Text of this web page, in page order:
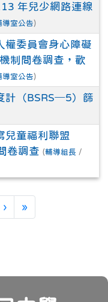
年兒少網路連線
導室公告)
權委員會身心障礙
制問卷調查，歡
導室公告)
計（BSRS─5）篩
兒童福利聯盟
卷調查 (輔導組長 /
)
›下一頁
»最後頁